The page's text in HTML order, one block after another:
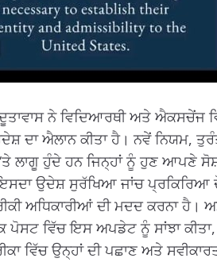
ਨੇ ਵਿਦਿਆਰਥੀ ਅਤੇ
ਦਾ ਐਲਾਨ ਕੀਤਾ ਹੈ। ਨਵੇਂ ਨਿਯਮ,
‘ਤੇ ਲਾਗੂ ਹੁੰਦੇ ਹਨ ਜਿਨ੍ਹਾਂ ਨੂੰ ਹੁਣ ਆਪਣੇ
ਉਦੇਸ਼ ਸੁਰੱਖਿਆ ਜਾਂਚ ਪ੍ਰਕਿਰਿਆ
ਅਧਿਕਾਰੀਆਂ ਦੀ ਮਦਦ ਕਰਨਾ ਹੈ।
ਪੋਸਟ ਵਿੱਚ ਇਸ ਅਪਡੇਟ ਨੂੰ ਸਾਂਝਾ
ਵਿੱਚ ਉਨ੍ਹਾਂ ਦੀ ਪਛਾਣ ਅਤੇ